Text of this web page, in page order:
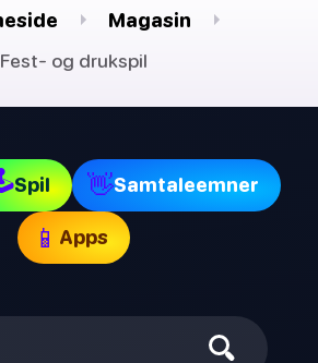
Magasin
Fest- og drukspil
Spil 👋Samtaleemner
📱 Apps